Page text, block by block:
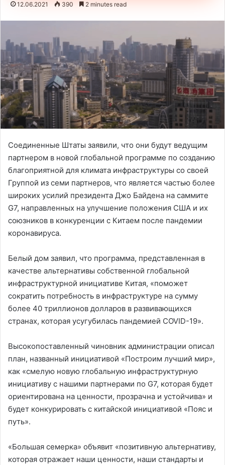
12.06.2021 390 2 minutes read
Соединенные Штаты заявили, что они будут ведущим
партнером в новой глобальной программе по созданию
благоприятной для климата инфраструктуры со своей
Группой из семи партнеров, что является частью более
широких усилий президента Джо Байдена на саммите
G7, направленных на улучшение положения США и их
союзников в конкуренции с Китаем после пандемии
коронавируса.
Белый дом заявил, что программа, представленная в
качестве альтернативы собственной глобальной
инфраструктурной инициативе Китая, «поможет
сократить потребность в инфраструктуре на сумму
более 40 триллионов долларов в развивающихся
странах, которая усугубилась пандемией COVID-19».
Высокопоставленный чиновник администрации описал
план, названный инициативой «Построим лучший мир»,
как «смелую новую глобальную инфраструктурную
инициативу с нашими партнерами по G7, которая будет
ориентирована на ценности, прозрачна и устойчива» и
будет конкурировать с китайской инициативой «Пояс и
путь».
«Большая семерка» объявит «позитивную альтернативу,
которая отражает наши ценности, наши стандарты и